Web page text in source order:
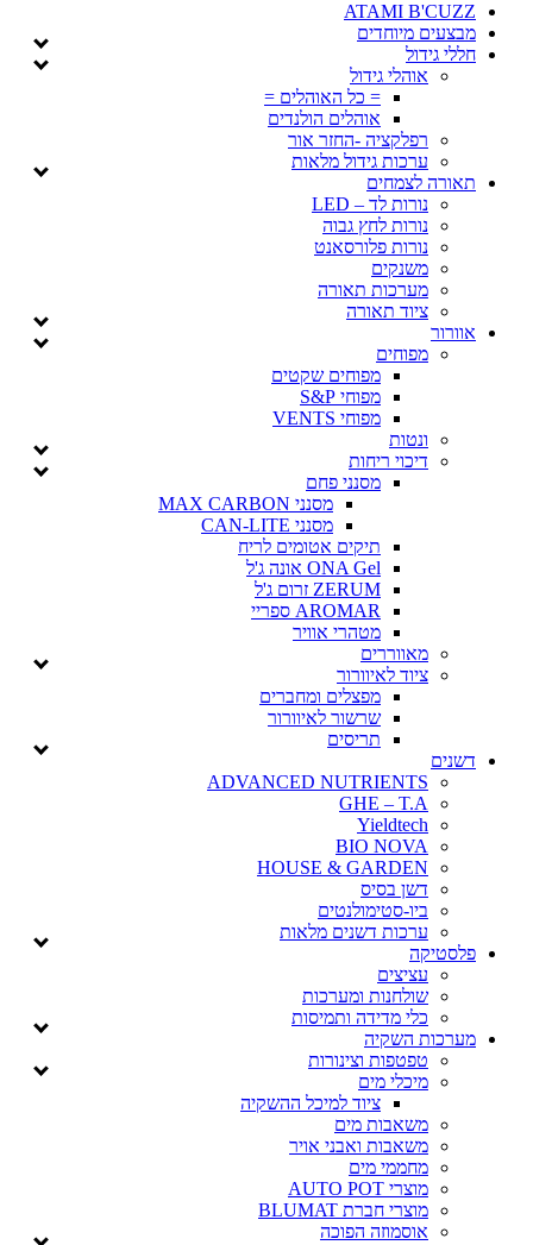
ATAMI B'CUZZ
מבצעים מיוחדים
חללי גידול
אוהלי גידול
= כל האוהלים =
אוהלים הולנדים
רפלקציה -החזר אור
ערכות גידול מלאות
תאורה לצמחים
נורות לד – LED
נורות לחץ גבוה
נורות פלורסאנט
משנקים
מערכות תאורה
ציוד תאורה
אוורור
מפוחים
מפוחים שקטים
מפוחי S&P
מפוחי VENTS
ונטות
דיכוי ריחות
מסנני פחם
מסנני MAX CARBON
מסנני CAN-LITE
תיקים אטומים לריח
ONA Gel אונה ג'ל
ZERUM זרום ג'ל
AROMAR ספריי
מטהרי אוויר
מאווררים
ציוד לאיוורור
מפצלים ומחברים
שרשור לאיוורור
תריסים
דשנים
ADVANCED NUTRIENTS
GHE – T.A
Yieldtech
BIO NOVA
HOUSE & GARDEN
דשן בסיס
ביו-סטימולנטים
ערכות דשנים מלאות
פלסטיקה
עציצים
שולחנות ומערכות
כלי מדידה ותמיסות
מערכות השקיה
טפטפות וצינורות
מיכלי מים
ציוד למיכל ההשקיה
משאבות מים
משאבות ואבני אויר
מחממי מים
מוצרי AUTO POT
מוצרי חברת BLUMAT
אוסמוזה הפוכה